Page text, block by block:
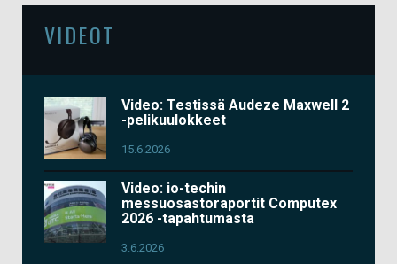
VIDEOT
Video: Testissä Audeze Maxwell 2
-pelikuulokkeet
15.6.2026
Video: io-techin
messuosastoraportit Computex
2026 -tapahtumasta
3.6.2026